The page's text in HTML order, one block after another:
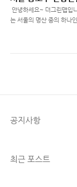
안녕하세요~ 더그린맵입
는 서울의 명산 중의 하나
애인, 어린이 등 모든 계층
공지사항
최근 포스트